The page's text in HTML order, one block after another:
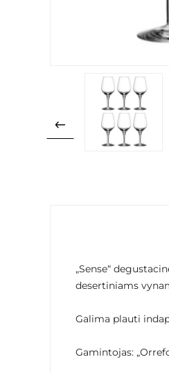
„Sense“
desertiniams
Galima plauti
Gamintojas: